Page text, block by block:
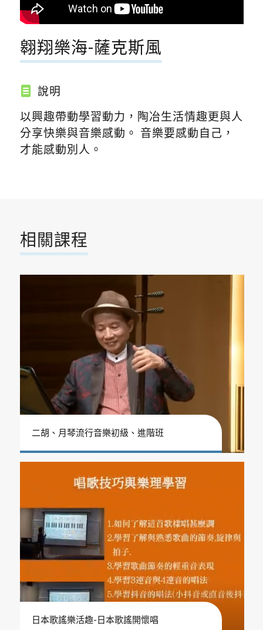
翱翔樂海-薩克斯風
說明
以興趣帶動學習動力，陶冶生活情趣更與人
分享快樂與音樂感動。 音樂要感動自己，
才能感動別人。
相關課程
二胡、月琴流行音樂初級、進階班
日本歌謠樂活趣-日本歌謠開懷唱